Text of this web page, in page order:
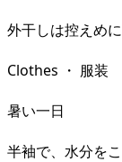
外干しは控えめに
Clothes ・ 服装
暑い一日
半袖で、水分を